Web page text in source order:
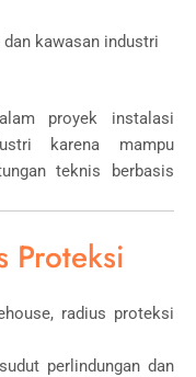
dan kawasan industri
proyek instalasi
karena mampu
teknis berbasis
Proteksi
radius proteksi
perlindungan dan